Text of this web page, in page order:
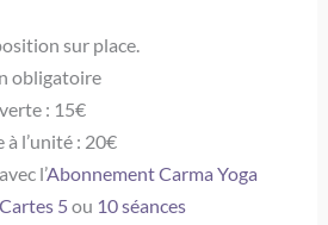
sur place.
obligatoire
: 15€
à l’unité : 20€
l’Abonnement Carma Yoga
Cartes 5 ou 10 séances